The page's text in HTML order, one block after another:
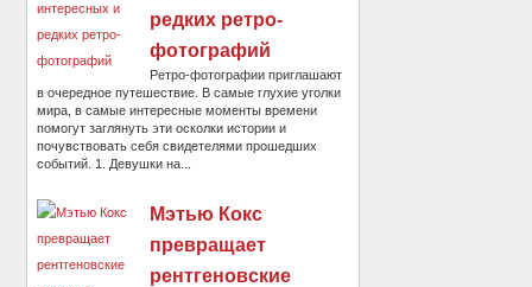
редких ретро-
фотографий
Ретро-фотографии приглашают
в очередное путешествие. В самые глухие уголки
мира, в самые интересные моменты времени
помогут заглянуть эти осколки истории и
почувствовать себя свидетелями прошедших
событий. 1. Девушки на...
Мэтью Кокс
превращает
рентгеновские